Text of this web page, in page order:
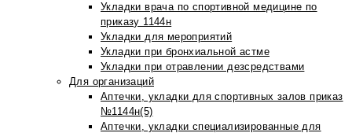
Укладки врача по спортивной медицине по
приказу 1144н
Укладки для мероприятий
Укладки при бронхиальной астме
Укладки при отравлении дезсредствами
Для организаций
Аптечки, укладки для спортивных залов приказ
№1144н(5)
Аптечки, укладки специализированные для